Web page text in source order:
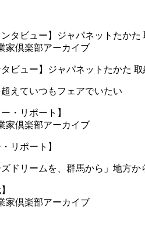
家倶楽部アーカイブ
タビュー】ジャパネットたかた
えていつもフェアでいたい
家倶楽部アーカイブ
リポート】
ズドリームを、群馬から」地方
家倶楽部アーカイブ